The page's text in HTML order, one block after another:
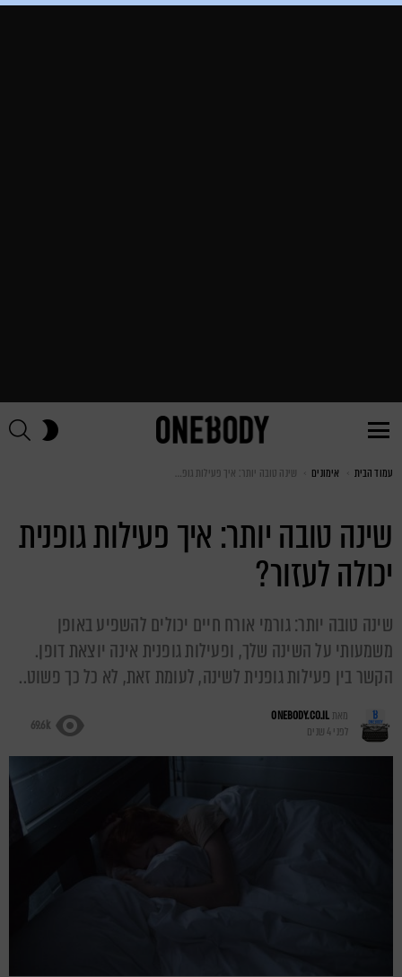
SKIN
You are here:
עמוד הבית אימונים שינה טובה יותר: איך פעילות גופנית יכולה לעזור?
שינה טובה יותר: איך פעילות גופנית
יכולה לעזור?
שינה טובה יותר: גורמי אורח חיים יכולים להשפיע באופן
משמעותי על השינה שלך, ופעילות גופנית אינה יוצאת דופן.
הקשר בין פעילות גופנית לשינה, לעומת זאת, לא כל כך פשוט..
מאתONEBODY.CO.IL
לפני 4 שנים
69.6k